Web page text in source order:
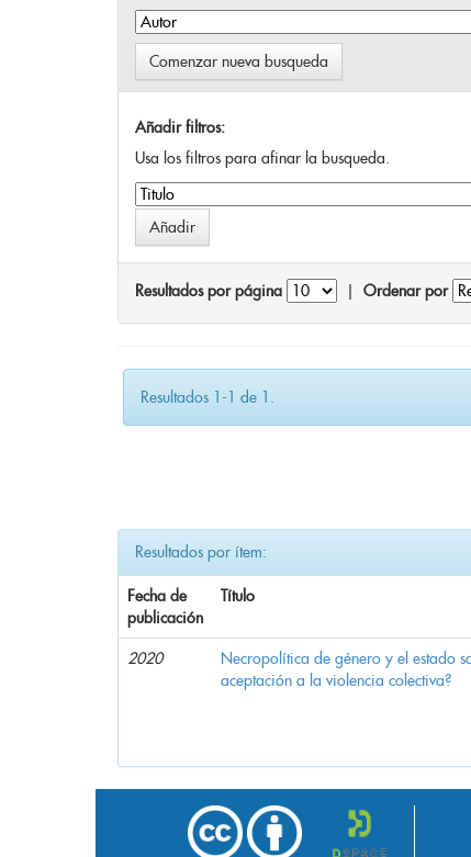
Comenzar nueva busqueda
Añadir filtros:
Usa los filtros para afinar la busqueda.
Resultados por página Ordenar por
Resultados 1-1 de 1.
Resultados por ítem:
Fecha de
publicación
Título
2020
Necropolítica de género y el estado
aceptación a la violencia colectiva?